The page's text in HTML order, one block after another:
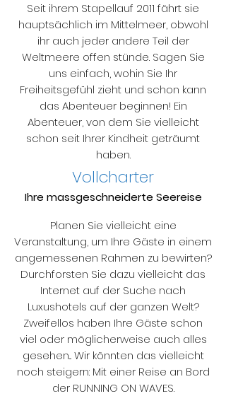
Seit ihrem Stapellauf 2011 fährt sie
hauptsächlich im Mittelmeer, obwohl
ihr auch jeder andere Teil der
Weltmeere offen stünde. Sagen Sie
uns einfach, wohin Sie Ihr
Freiheitsgefühl zieht und schon kann
das Abenteuer beginnen! Ein
Abenteuer, von dem Sie vielleicht
schon seit Ihrer Kindheit geträumt
haben.
Vollcharter
Ihre massgeschneiderte Seereise
Planen Sie vielleicht eine
Veranstaltung, um Ihre Gäste in einem
angemessenen Rahmen zu bewirten?
Durchforsten Sie dazu vielleicht das
Internet auf der Suche nach
Luxushotels auf der ganzen Welt?
Zweifellos haben Ihre Gäste schon
viel oder möglicherweise auch alles
gesehen... Wir könnten das vielleicht
noch steigern: Mit einer Reise an Bord
der RUNNING ON WAVES.